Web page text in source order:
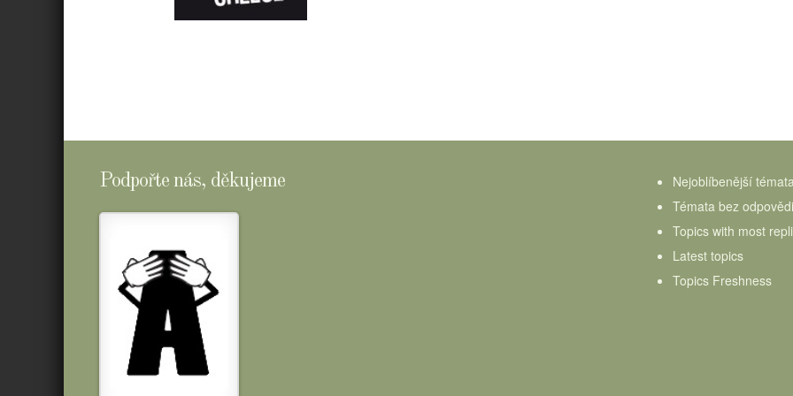
Podpořte nás, děkujeme
Nejoblíbenější
Témata bez odpovědi
Topics with most
Latest topics
Topics Freshness